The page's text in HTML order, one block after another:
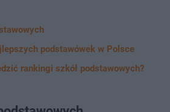
podstawówek w Polsce
rankingi szkół podstawowych?